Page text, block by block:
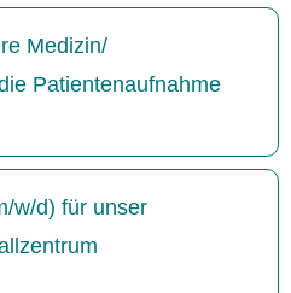
Medizin/
Patientenaufnahme
w/d) für unser